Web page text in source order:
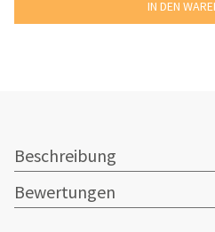
Beschreibung
Bewertungen